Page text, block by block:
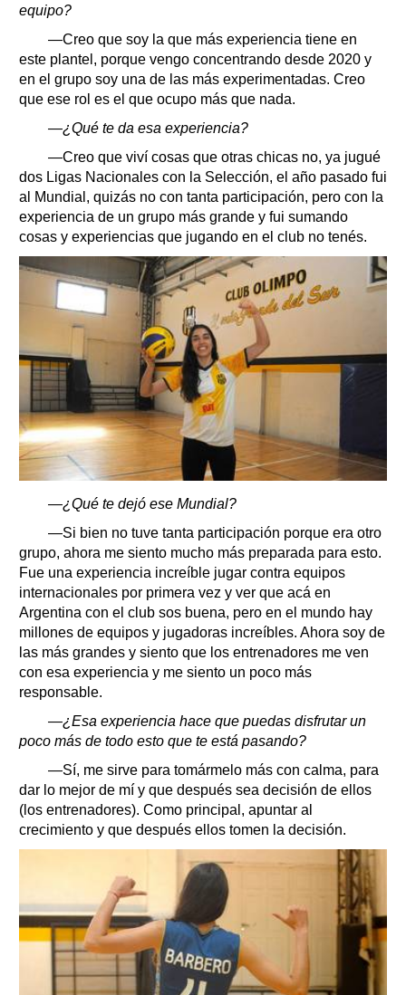
equipo?
—Creo que soy la que más experiencia tiene en
este plantel, porque vengo concentrando desde 2020 y
en el grupo soy una de las más experimentadas. Creo
que ese rol es el que ocupo más que nada.
—¿Qué te da esa experiencia?
—Creo que viví cosas que otras chicas no, ya jugué
dos Ligas Nacionales con la Selección, el año pasado fui
al Mundial, quizás no con tanta participación, pero con la
experiencia de un grupo más grande y fui sumando
cosas y experiencias que jugando en el club no tenés.
—¿Qué te dejó ese Mundial?
—Si bien no tuve tanta participación porque era otro
grupo, ahora me siento mucho más preparada para esto.
Fue una experiencia increíble jugar contra equipos
internacionales por primera vez y ver que acá en
Argentina con el club sos buena, pero en el mundo hay
millones de equipos y jugadoras increíbles. Ahora soy de
las más grandes y siento que los entrenadores me ven
con esa experiencia y me siento un poco más
responsable.
—¿Esa experiencia hace que puedas disfrutar un
poco más de todo esto que te está pasando?
—Sí, me sirve para tomármelo más con calma, para
dar lo mejor de mí y que después sea decisión de ellos
(los entrenadores). Como principal, apuntar al
crecimiento y que después ellos tomen la decisión.